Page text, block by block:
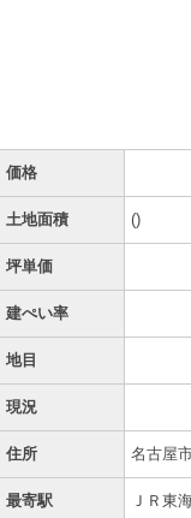
価格
土地面積 ()
坪単価
建ぺい率
地目
現況
住所 名古屋
最寄駅 ＪＲ東